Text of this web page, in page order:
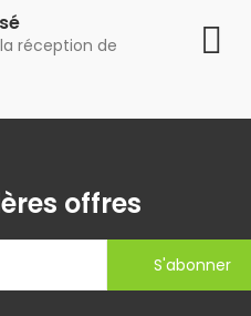
réception de
offres
S'abonner